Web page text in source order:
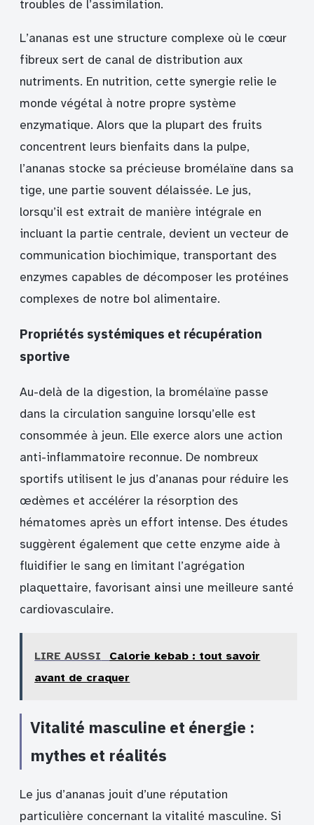
troubles de l’assimilation.
L’ananas est une structure complexe où le cœur
fibreux sert de canal de distribution aux
nutriments. En nutrition, cette synergie relie le
monde végétal à notre propre système
enzymatique. Alors que la plupart des fruits
concentrent leurs bienfaits dans la pulpe,
l’ananas stocke sa précieuse bromélaïne dans sa
tige, une partie souvent délaissée. Le jus,
lorsqu’il est extrait de manière intégrale en
incluant la partie centrale, devient un vecteur de
communication biochimique, transportant des
enzymes capables de décomposer les protéines
complexes de notre bol alimentaire.
Propriétés systémiques et récupération
sportive
Au-delà de la digestion, la bromélaïne passe
dans la circulation sanguine lorsqu’elle est
consommée à jeun. Elle exerce alors une action
anti-inflammatoire reconnue. De nombreux
sportifs utilisent le jus d’ananas pour réduire les
œdèmes et accélérer la résorption des
hématomes après un effort intense. Des études
suggèrent également que cette enzyme aide à
fluidifier le sang en limitant l’agrégation
plaquettaire, favorisant ainsi une meilleure santé
cardiovasculaire.
LIRE AUSSI
Calorie kebab : tout savoir
avant de craquer
Vitalité masculine et énergie :
mythes et réalités
Le jus d’ananas jouit d’une réputation
particulière concernant la vitalité masculine. Si